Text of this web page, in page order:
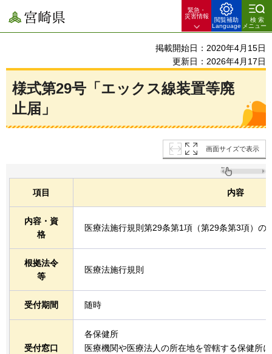
宮崎県
緊急・
災害情報
閲覧補助
Language
検索
メニュー
掲載開始日：2020年4月15日
更新日：2026年4月17日
様式第29号「エックス線装置等廃
止届」
画面サイズで表示
項目 内容
内容・資
格
医療法施行規則第29条第1項（第29条第3項）の
根拠法令
等
医療法施行規則
受付期間 随時
受付窓口
各保健所
医療機関や医療法人の所在地を管轄する保健所